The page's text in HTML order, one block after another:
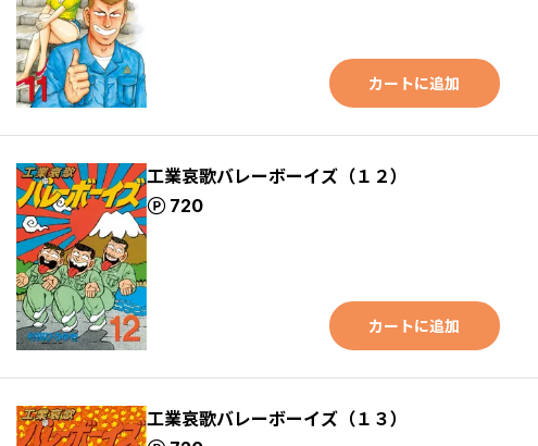
カートに追加
工業哀歌バレーボーイズ（１２）
720
ポイント
カートに追加
工業哀歌バレーボーイズ（１３）